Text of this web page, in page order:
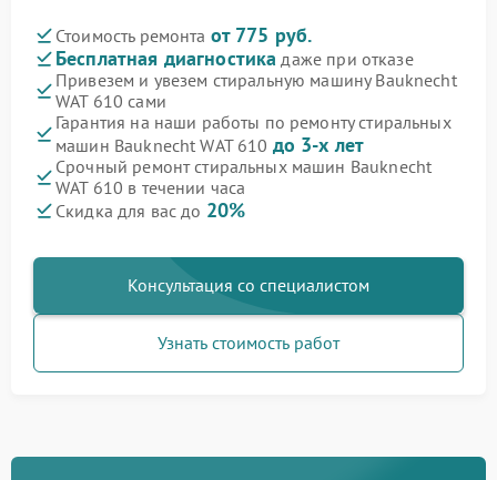
Стоимость ремонта от 775 руб.
Бесплатная диагностика даже при отказе
Привезем и увезем стиральную машину Bauknecht
WAT 610 сами
Гарантия на наши работы по ремонту стиральных
машин Bauknecht WAT 610 до 3-х лет
Срочный ремонт стиральных машин Bauknecht
WAT 610 в течении часа
Скидка для вас до 20%
Консультация со специалистом
Узнать стоимость работ